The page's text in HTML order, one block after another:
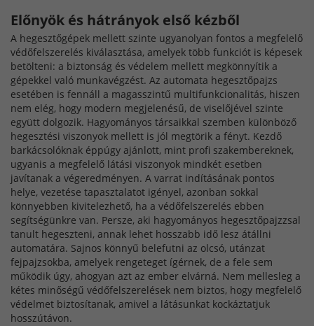
Előnyök és hátrányok első kézből
A hegesztőgépek mellett szinte ugyanolyan fontos a megfelelő
védőfelszerelés kiválasztása, amelyek több funkciót is képesek
betölteni: a biztonság és védelem mellett megkönnyítik a
gépekkel való munkavégzést. Az automata hegesztőpajzs
esetében is fennáll a magasszintű multifunkcionalitás, hiszen
nem elég, hogy modern megjelenésű, de viselőjével szinte
együtt dolgozik. Hagyományos társaikkal szemben különböző
hegesztési viszonyok mellett is jól megtörik a fényt. Kezdő
barkácsolóknak éppúgy ajánlott, mint profi szakembereknek,
ugyanis a megfelelő látási viszonyok mindkét esetben
javítanak a végeredményen. A varrat indításának pontos
helye, vezetése tapasztalatot igényel, azonban sokkal
könnyebben kivitelezhető, ha a védőfelszerelés ebben
segítségünkre van. Persze, aki hagyományos hegesztőpajzzsal
tanult hegeszteni, annak lehet hosszabb idő lesz átállni
automatára. Sajnos könnyű belefutni az olcsó, utánzat
fejpajzsokba, amelyek rengeteget ígérnek, de a fele sem
működik úgy, ahogyan azt az ember elvárná. Nem mellesleg a
kétes minőségű védőfelszerelések nem biztos, hogy megfelelő
védelmet biztosítanak, amivel a látásunkat kockáztatjuk
hosszútávon.